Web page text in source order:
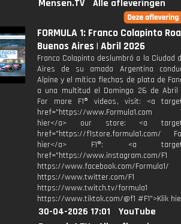
Mensen.TV
Alle afleveringen
FORMULA 1: Franco Colapinto
Buenos Aires | Abril 2026
Franco Colapinto deslumbró a la Ciudad
Aires de su amada Argentina
Alpine y el mítico flechas de plata de
a una multitud el Domingo 26 de
For more F1® videos, visit: <a
href="https://www.Formula1.com
hier</a> our store: <a
href="https://f1store.formula1.com/
hier</a> F1®: <a
href="https://www.instagram.com/F1
https://www.facebook.com/Formula1/
https://www.twitter.com/F1
https://www.twitch.tv/formula1
https://www.tiktok.com/@f1 #F1">Klik
30-04-2026 17:01
YouTube